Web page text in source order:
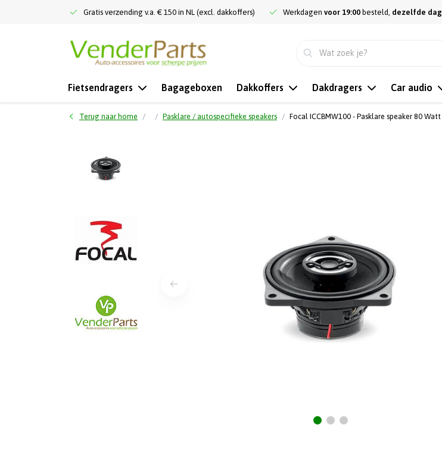
Gratis verzending v.a. € 150 in NL (excl. dakkoffers) Werkdagen voor 19:00 besteld, dezelfde dag
Fietsendragers Bagageboxen Dakkoffers Dakdragers Car audio
Terug naar home Pasklare / autospecifieke speakers Focal ICCBMW100 - Pasklare speaker 80 Watt